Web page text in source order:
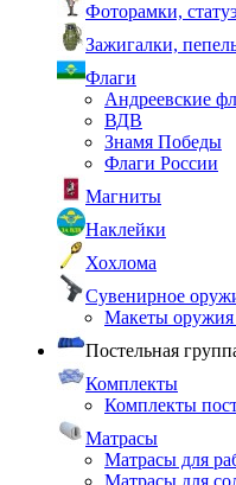
Фоторамки,
Зажигалки,
Флаги
Андреевские
ВДВ
Знамя Победы
Флаги России
Магниты
Наклейки
Хохлома
Сувенирное
Макеты оружия
Постельная
Комплекты
Комплекты
Матрасы
Матрасы для
Матрасы для